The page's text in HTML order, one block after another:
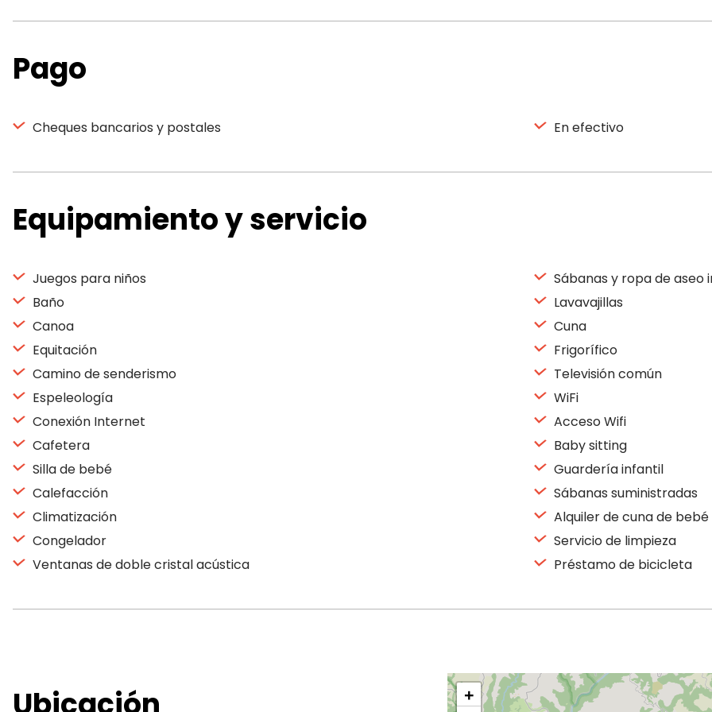
Pago
Cheques bancarios y postales En efectivo
Equipamiento y servicio
Juegos para niños
Baño
Canoa
Equitación
Camino de senderismo
Espeleología
Conexión Internet
Cafetera
Silla de bebé
Calefacción
Climatización
Congelador
Ventanas de doble cristal acústica
Sábanas y ropa de aseo
Lavavajillas
Cuna
Frigorífico
Televisión común
WiFi
Acceso Wifi
Baby sitting
Guardería infantil
Sábanas suministradas
Alquiler de cuna de bebé
Servicio de limpieza
Préstamo de bicicleta
+